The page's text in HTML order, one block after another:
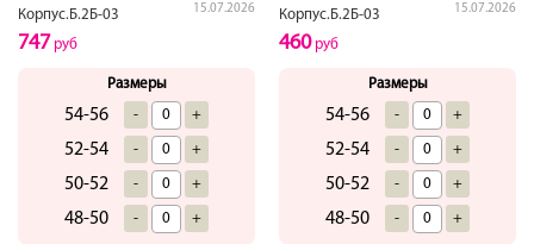
Корпус.Б.2Б-03
15.07.2026
747 руб
Размеры
54-56 - +
52-54 - +
50-52 - +
48-50 - +
Корпус.Б.2Б-03
15.07.2026
460руб
Размеры
54-56 - +
52-54 - +
50-52 - +
48-50 - +